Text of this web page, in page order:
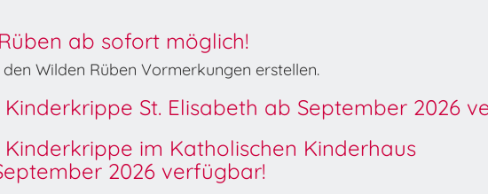
ab sofort möglich!
Wilden Rüben Vormerkungen erstellen.
St. Elisabeth ab September 2026
im Katholischen Kinderhaus
2026 verfügbar!